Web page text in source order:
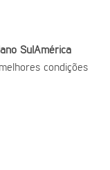
SulAmérica
condições